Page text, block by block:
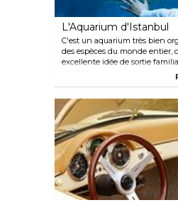
L'Aquarium d'Istanbul
C'est un aquarium très bien
des espèces du monde entier,
excellente idée de sortie
assez populaire car il possède
trouverez un café à l'intérieur.